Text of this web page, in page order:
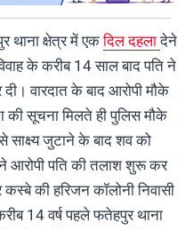
थाना क्षेत्र में एकदिल दहलादेने
के करीब 14 साल बाद पति ने
वारदात के बाद आरोपी मौके
की सूचना मिलते ही पुलिस मौके
साक्ष्य जुटाने के बाद शव को
आरोपी पति की तलाश शुरू कर
की हरिजन कॉलोनी निवासी
14 वर्ष पहले फतेहपुर थाना